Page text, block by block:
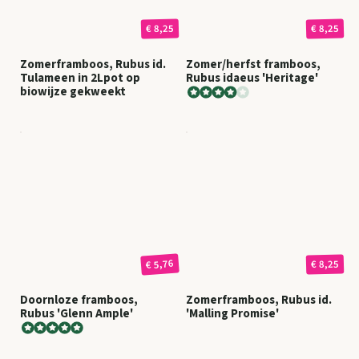
€ 8,25
Zomerframboos, Rubus id.
Tulameen in 2Lpot op
biowijze gekweekt
€ 8,25
Zomer/herfst framboos,
Rubus idaeus 'Heritage'
€ 5,76
Doornloze framboos,
Rubus 'Glenn Ample'
€ 8,25
Zomerframboos, Rubus id.
'Malling Promise'